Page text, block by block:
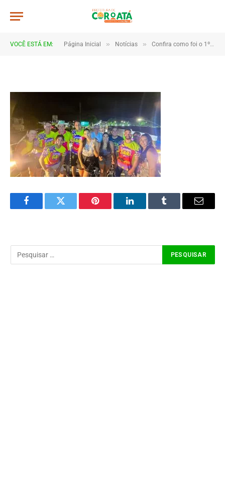
VOCÊ ESTÁ EM: Página Inicial » Notícias » Confira como foi o 1º dia do Carnaval de Coroatá
20260214_230347(0)
FacebookTwitter Pinterest LinkedInTumblr Email